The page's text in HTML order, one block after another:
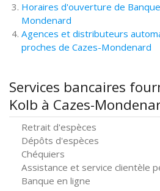
Horaires d'ouverture de
Mondenard
Agences et distributeurs
proches de Cazes-Mondenard
Services bancaires
Kolb à Cazes-
Retrait d'espèces
Dépôts d'espèces
Chéquiers
Assistance et service clientèle
Banque en ligne